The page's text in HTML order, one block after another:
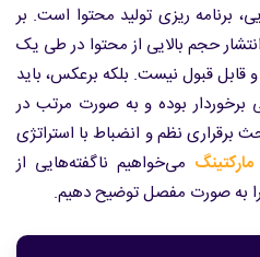
برنامه ریزی تولید محتوا است. بر
حجم بالایی از محتوا در طی یک
و قابل قبول نیست. بلکه برعکس، باید
برخوردار بوده و به صورت مرتب در
نظم و انضباط با استراتژی
می‌خواهیم ناگفته‌هایی از
به صورت مفصل توضیح دهیم.